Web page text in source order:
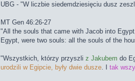
UBG - "W liczbie siedemdziesięciu dusz
MT Gen 46:26-27
"All the souls that came with Jacob into
Egypt, were two souls: all the souls of the
"Wszystkich, którzy przyszli z Jakubem do
urodzili w Egipcie, były dwie dusze. I tak